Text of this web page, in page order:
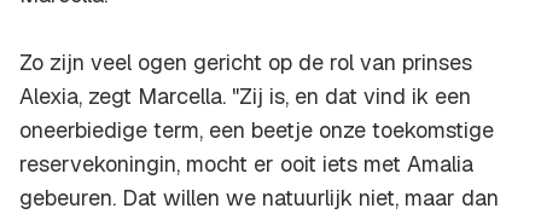
Zo zijn veel ogen gericht op de rol van prinses
Alexia, zegt Marcella. "Zij is, en dat vind ik een
oneerbiedige term, een beetje onze toekomstige
reservekoningin, mocht er ooit iets met Amalia
gebeuren. Dat willen we natuurlijk niet, maar dan